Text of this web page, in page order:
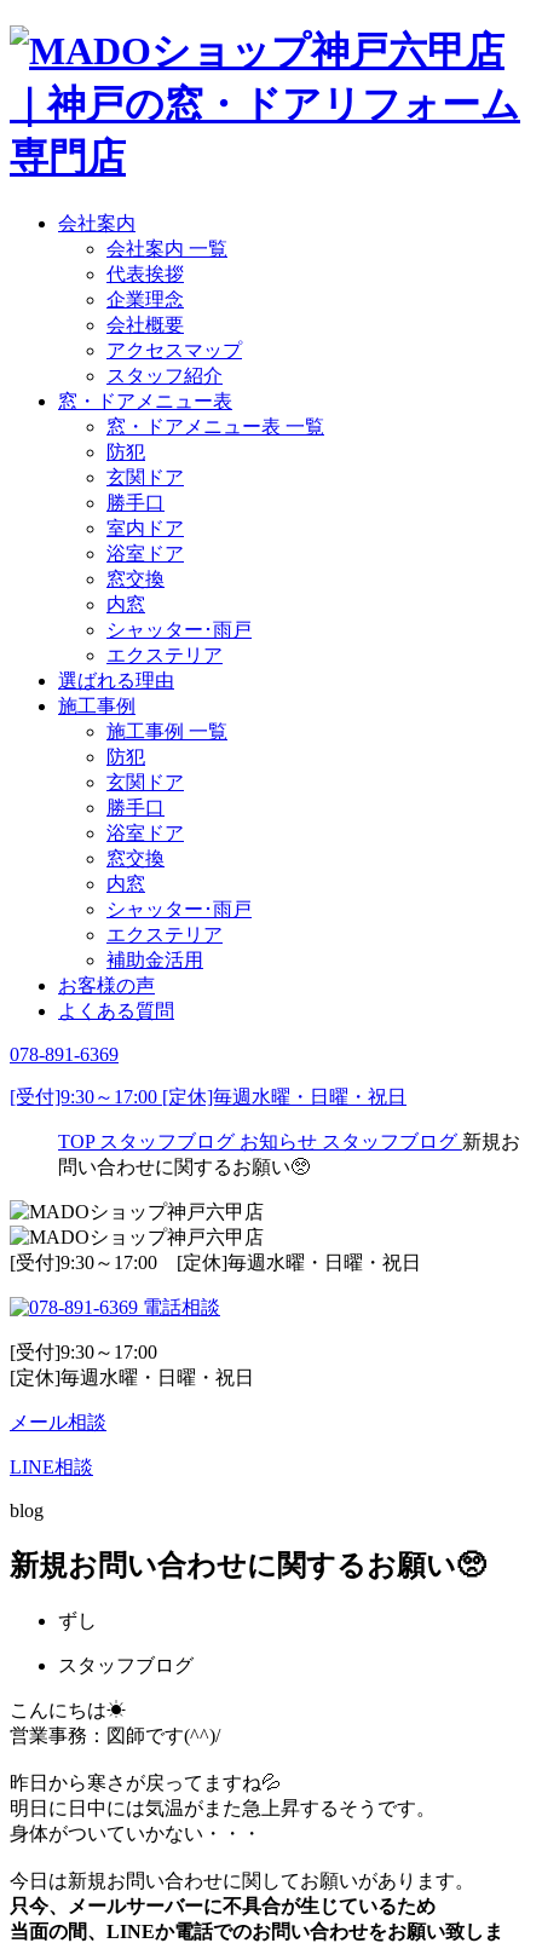
会社案内
会社案内 一覧
代表挨拶
企業理念
会社概要
アクセスマップ
スタッフ紹介
窓・ドアメニュー表
窓・ドアメニュー表 一覧
防犯
玄関ドア
勝手口
室内ドア
浴室ドア
窓交換
内窓
シャッター･雨戸
エクステリア
選ばれる理由
施工事例
施工事例 一覧
防犯
玄関ドア
勝手口
浴室ドア
窓交換
内窓
シャッター･雨戸
エクステリア
補助金活用
お客様の声
よくある質問
078-891-6369
[受付]9:30～17:00 [定休]毎週水曜・日曜・祝日
TOP スタッフブログ お知らせ スタッフブログ 新規お
問い合わせに関するお願い🥺
[受付]9:30～17:00 [定休]毎週水曜・日曜・祝日
電話相談
[受付]9:30～17:00
[定休]毎週水曜・日曜・祝日
メール相談
LINE相談
blog
新規お問い合わせに関するお願い🥺
ずし
スタッフブログ
こんにちは☀
営業事務：図師です(^^)/
昨日から寒さが戻ってますね💦
明日に日中には気温がまた急上昇するそうです。
身体がついていかない・・・
今日は新規お問い合わせに関してお願いがあります。
只今、メールサーバーに不具合が生じているため
当面の間、LINEか電話でのお問い合わせをお願い致しま